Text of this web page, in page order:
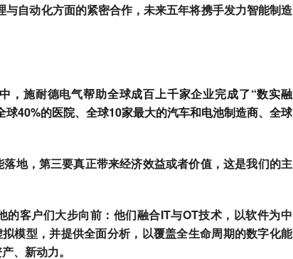
自动化方面的紧密合作，未来五年将携手发力智能制造
， 施耐德电气帮助全球成百上千家企业完成了“数实融
40%的医院、全球10家最大的汽车和电池制造商、全球
落地，第三要真正带来经济效益或者价值，这是我们的主
的客户们大步向前：他们融合IT与OT技术，以软件为中
模型，并提供全面分析，以覆盖全生命周期的数字化能
、新动力。